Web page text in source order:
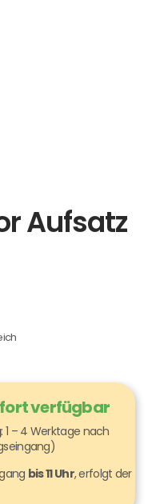
Aufsatz
verfügbar
: 1 – 4 Werktage nach
bis 11 Uhr, erfolgt der